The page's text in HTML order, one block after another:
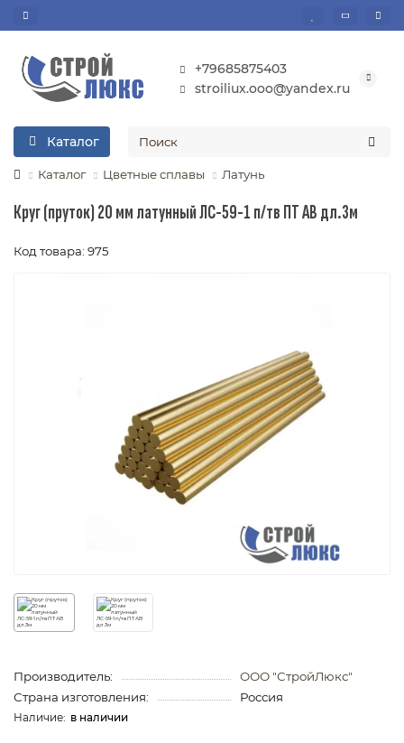
+79685875403
stroiliux.ooo@yandex.ru
Каталог
Каталог Цветные сплавы Латунь
Круг (пруток) 20 мм латунный ЛС-59-1 п/тв ПТ АВ дл.3м
Код товара: 975
Производитель:
ООО "СтройЛюкс"
Страна изготовления:
Россия
в наличии